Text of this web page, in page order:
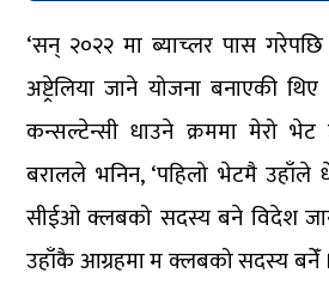
‘सन् २०२२ मा ब्याच्लर पास
अष्ट्रेलिया जाने योजना बनाएकी थिए
कन्सल्टेन्सी धाउने क्रममा मेरो भेट
बरालले भनिन, ‘पहिलो भेटमै उहाँले
सीईओ क्लबको सदस्य बने विदेश
उहाँकै आग्रहमा म क्लबको सदस्य बनेँ